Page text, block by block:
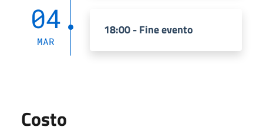
04
MAR
18:00 - Fine evento
Costo